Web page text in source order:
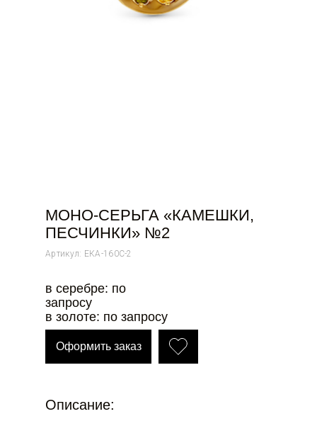
Описание:
Оформить заказ
Артикул: ЕКА-160С-2
в серебре: по
запросу
в золоте: по запросу
МОНО-СЕРЬГА «КАМЕШКИ,
ПЕСЧИНКИ» №2